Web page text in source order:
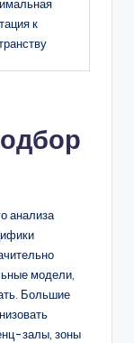
к
анализа
модели,
Большие
залы, зоны